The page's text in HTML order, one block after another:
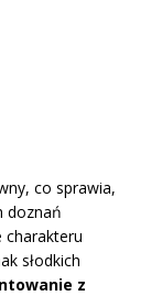
co sprawia,
doznań
słodkich
z